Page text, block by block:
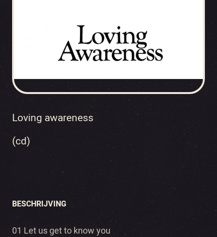
Loving awareness
(cd)
BESCHRIJVING
01 Let us get to know you